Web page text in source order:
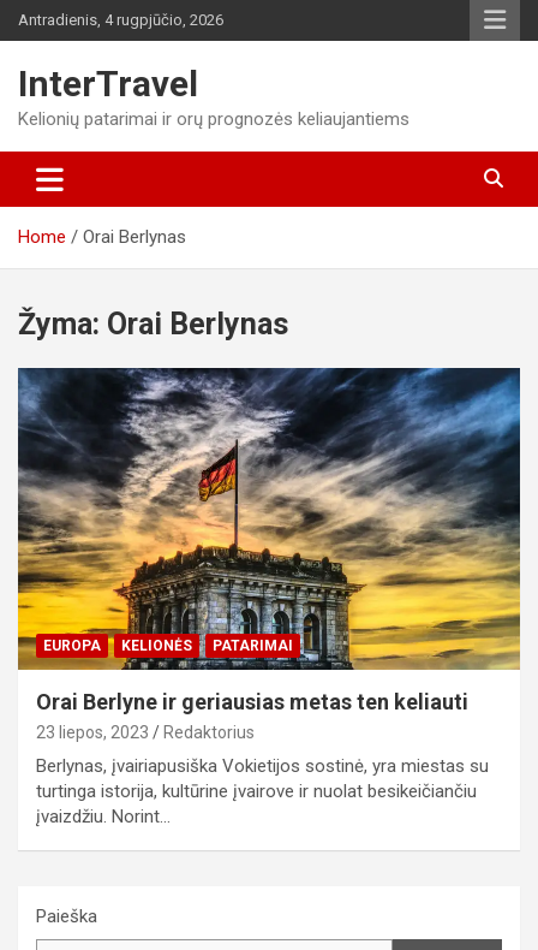
Skip
to
Antradienis, 4 rugpjūčio, 2026
InterTravel
Kelionių patarimai ir orų prognozės keliaujantiems
Home Orai Berlynas
Žyma: Orai Berlynas
EUROPA KELIONĖS PATARIMAI
Orai Berlyne ir geriausias metas ten keliauti
23 liepos, 2023 Redaktorius
Berlynas, įvairiapusiška Vokietijos sostinė, yra miestas su
turtinga istorija, kultūrine įvairove ir nuolat besikeičiančiu
įvaizdžiu. Norint…
Paieška